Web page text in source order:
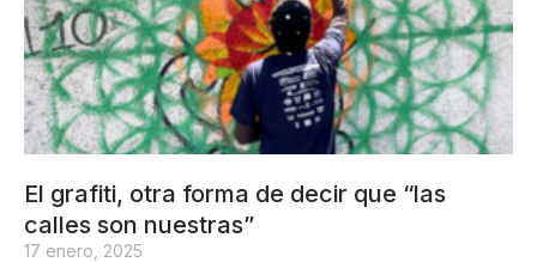
El grafiti, otra forma de decir que “las
calles son nuestras”
17 enero, 2025